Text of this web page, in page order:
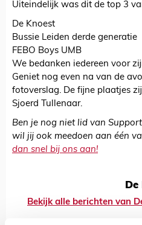
Uiteindelijk was dit de top 3
De Knoest
Bussie Leiden derde generatie
FEBO Boys UMB
We bedanken iedereen voor
Geniet nog even na van de
fotoverslag. De fijne plaatjes
Sjoerd Tullenaar.
Ben je nog niet lid van
wil jij ook meedoen aan één
dan snel bij ons aan!
Bekijk alle berichten van